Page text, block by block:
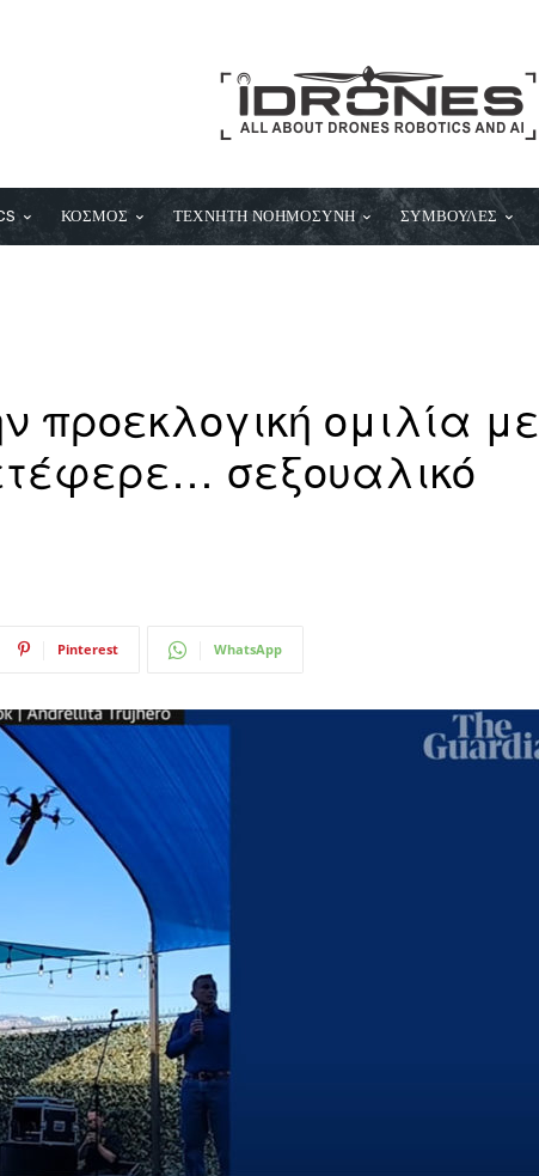
ΚΟΣΜΟΣ ΤΕΧΝΗΤΗ ΝΟΗΜΟΣΥΝΗ ΣΥΜΒΟΥΛΕΣ
προεκλογική ομιλία με
σεξουαλικό
Pinterest WhatsApp